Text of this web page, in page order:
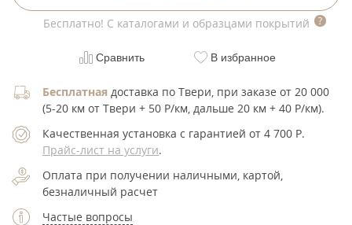
Бесплатно! С каталогами и образцами покрытий
Сравнить В избранное
Бесплатная доставка по Твери, при заказе от 20 000
(5-20 км от Твери + 50 Р/км, дальше 20 км + 40 Р/км).
Качественная установка с гарантией от 4 700 Р.
Прайс-лист на услуги.
Оплата при получении наличными, картой,
безналичный расчет
Частые вопросы